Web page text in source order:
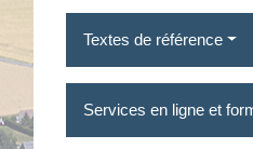
Textes de référence
Services en ligne et